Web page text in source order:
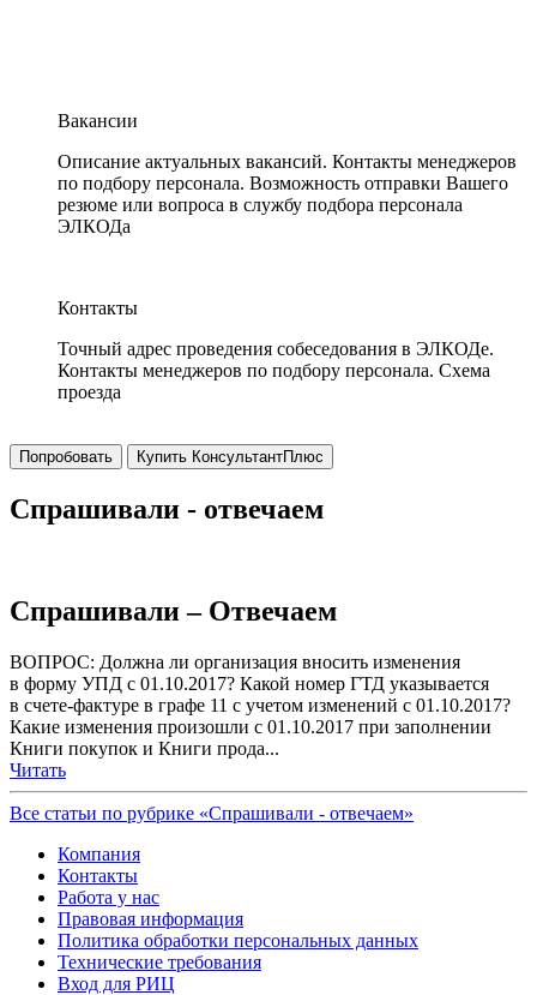
Вакансии
Описание актуальных вакансий. Контакты менеджеров
по подбору персонала. Возможность отправки Вашего
резюме или вопроса в службу подбора персонала
ЭЛКОДа
Контакты
Точный адрес проведения собеседования в ЭЛКОДе.
Контакты менеджеров по подбору персонала. Схема
проезда
Попробовать Купить КонсультантПлюс
Спрашивали - отвечаем
Спрашивали – Отвечаем
ВОПРОС: Должна ли организация вносить изменения
в форму УПД с 01.10.2017? Какой номер ГТД указывается
в счете-фактуре в графе 11 с учетом изменений с 01.10.2017?
Какие изменения произошли с 01.10.2017 при заполнении
Книги покупок и Книги прода...
Читать
Все статьи по рубрике «Спрашивали - отвечаем»
Компания
Контакты
Работа у нас
Правовая информация
Политика обработки персональных данных
Технические требования
Вход для РИЦ